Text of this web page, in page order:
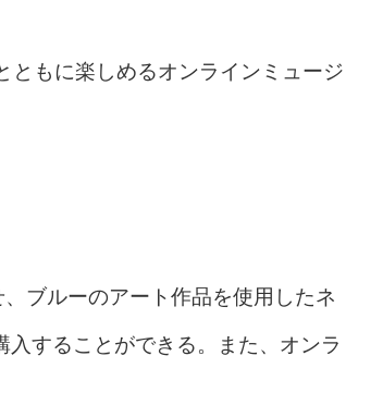
ともに楽しめるオンラインミュージ
ブルーのアート作品を使用したネ
することができる。また、オンラ